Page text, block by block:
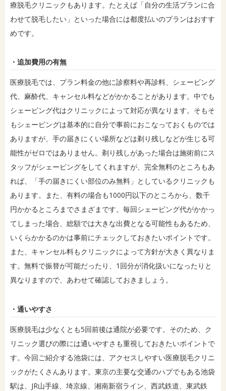
療脱毛クリニックもあります。たとえば「自分の生活プランに合
わせて脱毛したい」といった場合には都度払いのプランはおすす
めです。
・追加費用の有無
医療脱毛では、プラン料金の他に診察料や再診料、シェービング
代、麻酔代、キャンセル料などがかかることがあります。中でも
シェービング代はクリニックによって対応が異なります。そもそ
もシェービングは基本的に自分で事前におこなっておくものでは
ありますが、手の届きにくい場所などは剃り残しなどが生じる可
能性がゼロではありません。剃り残しがあった場合は施術前にス
タッフがシェービングをしてくれますが、完全無料のところもあ
れば、「手の届きにくい部位のみ無料」としているクリニックも
あります。また、有料の場合も1000円以下のところから、数千
円かかるところまでさまざまです。毎回シェービング代がかかっ
てしまった場合、総額では大きな出費となる可能性もあるため、
いくらかかるのかは事前にチェックしておきたいポイントです。
また、キャンセル料もクリニックによって方針が大きく異なりま
す。無料で振替が可能だったり、1回分が消化扱いになったりと
異なりますので、あわせて確認しておきましょう。
・通いやすさ
医療脱毛は少なくとも5回前後は通院が必要です。そのため、ク
リニック選びの際には通いやすさも重視しておきたいポイントで
す。今回ご紹介する池袋には、アクセスしやすい医療脱毛クリニ
ックがたくさんあります。東京の主要な交通のハブでもある池袋
駅は、JR山手線、埼京線、湘南新宿ライン、西武鉄道、東武鉄